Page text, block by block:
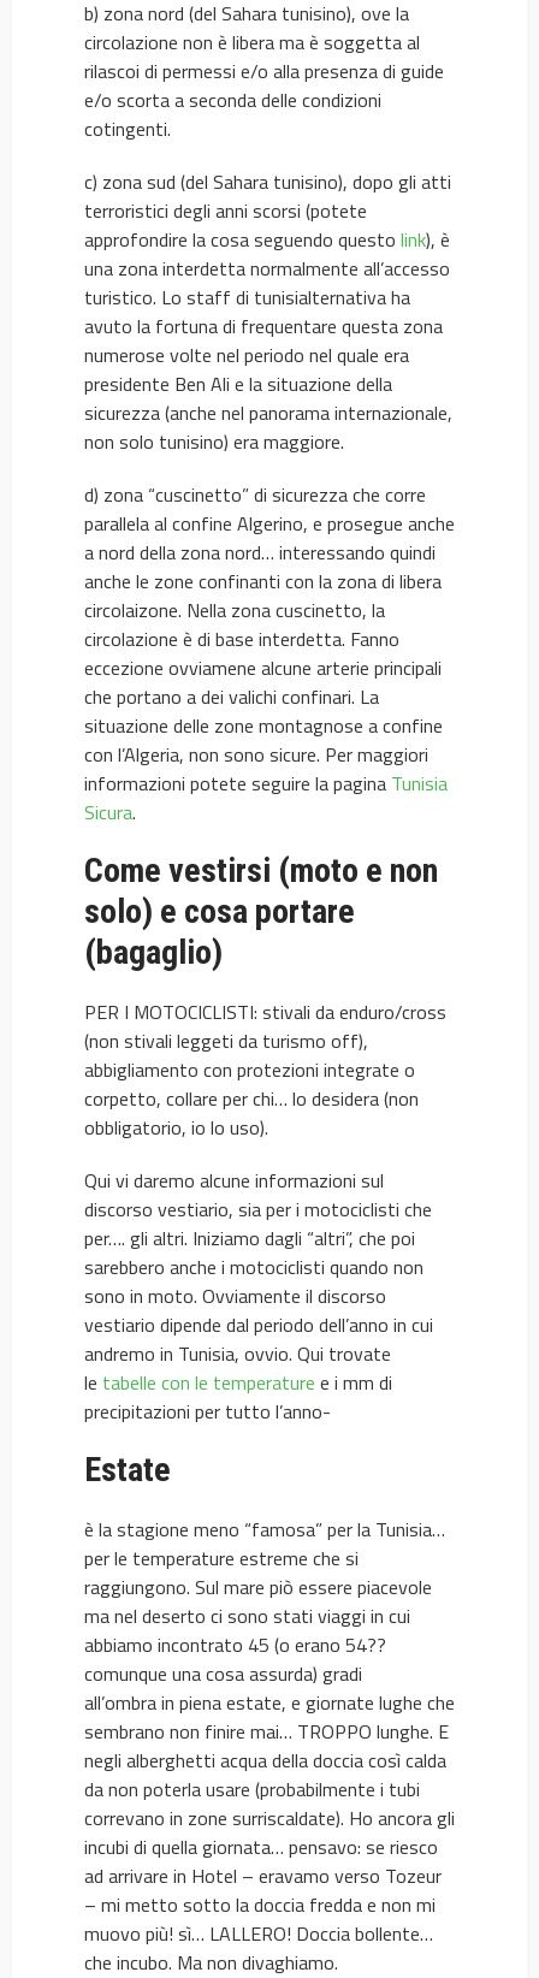
b) zona nord (del Sahara tunisino), ove la
circolazione non è libera ma è soggetta al
rilascoi di permessi e/o alla presenza di guide
e/o scorta a seconda delle condizioni
cotingenti.
c) zona sud (del Sahara tunisino), dopo gli atti
terroristici degli anni scorsi (potete
approfondire la cosa seguendo questo link), è
una zona interdetta normalmente all’accesso
turistico. Lo staff di tunisialternativa ha
avuto la fortuna di frequentare questa zona
numerose volte nel periodo nel quale era
presidente Ben Ali e la situazione della
sicurezza (anche nel panorama internazionale,
non solo tunisino) era maggiore.
d) zona “cuscinetto” di sicurezza che corre
parallela al confine Algerino, e prosegue anche
a nord della zona nord… interessando quindi
anche le zone confinanti con la zona di libera
circolaizone. Nella zona cuscinetto, la
circolazione è di base interdetta. Fanno
eccezione ovviamene alcune arterie principali
che portano a dei valichi confinari. La
situazione delle zone montagnose a confine
con l’Algeria, non sono sicure. Per maggiori
informazioni potete seguire la pagina Tunisia
Sicura.
Come vestirsi (moto e non
solo) e cosa portare
(bagaglio)
PER I MOTOCICLISTI: stivali da enduro/cross
(non stivali leggeti da turismo off),
abbigliamento con protezioni integrate o
corpetto, collare per chi… lo desidera (non
obbligatorio, io lo uso).
Qui vi daremo alcune informazioni sul
discorso vestiario, sia per i motociclisti che
per…. gli altri. Iniziamo dagli “altri”, che poi
sarebbero anche i motociclisti quando non
sono in moto. Ovviamente il discorso
vestiario dipende dal periodo dell’anno in cui
andremo in Tunisia, ovvio. Qui trovate
le tabelle con le temperature e i mm di
precipitazioni per tutto l’anno-
Estate
è la stagione meno “famosa” per la Tunisia…
per le temperature estreme che si
raggiungono. Sul mare piò essere piacevole
ma nel deserto ci sono stati viaggi in cui
abbiamo incontrato 45 (o erano 54??
comunque una cosa assurda) gradi
all’ombra in piena estate, e giornate lughe che
sembrano non finire mai… TROPPO lunghe. E
negli alberghetti acqua della doccia così calda
da non poterla usare (probabilmente i tubi
correvano in zone surriscaldate). Ho ancora gli
incubi di quella giornata… pensavo: se riesco
ad arrivare in Hotel – eravamo verso Tozeur
– mi metto sotto la doccia fredda e non mi
muovo più! sì… LALLERO! Doccia bollente…
che incubo. Ma non divaghiamo.